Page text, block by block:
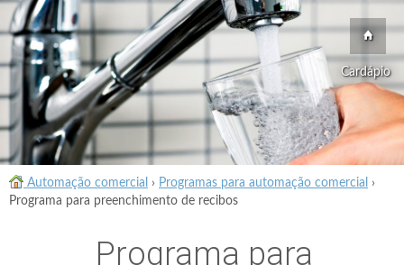
Cardápio
Automação comercial › Programas para automação comercial
›
Programa para preenchimento de recibos
Programa para